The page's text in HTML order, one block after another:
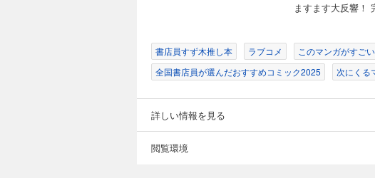
ますます大反響！
書店員すず木推し本 ラブコメ このマンガがすご
全国書店員が選んだおすすめコミック2025
次にくる
詳しい情報を見る
閲覧環境